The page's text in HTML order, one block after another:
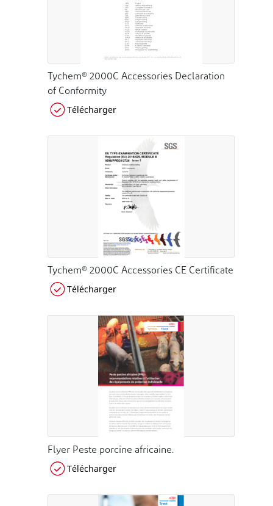
Tychem® 2000C Accessories Declaration
of Conformity
Télécharger
Tychem® 2000C Accessories CE Certificate
Télécharger
Flyer Peste porcine africaine.
Télécharger